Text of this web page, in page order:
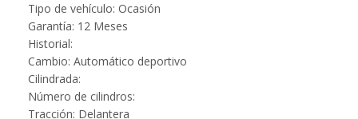
Tipo de vehículo: Ocasión
Garantía: 12 Meses
Historial:
Cambio: Automático deportivo
Cilindrada:
Número de cilindros:
Tracción: Delantera